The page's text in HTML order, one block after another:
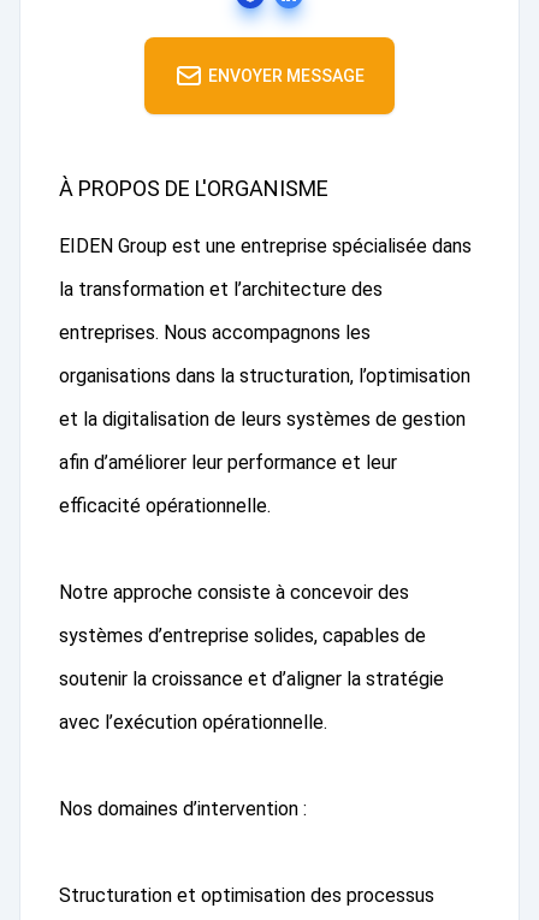
ENVOYER MESSAGE
À PROPOS DE L'ORGANISME
EIDEN Group est une entreprise spécialisée dans
la transformation et l’architecture des
entreprises. Nous accompagnons les
organisations dans la structuration, l’optimisation
et la digitalisation de leurs systèmes de gestion
afin d’améliorer leur performance et leur
efficacité opérationnelle.
Notre approche consiste à concevoir des
systèmes d’entreprise solides, capables de
soutenir la croissance et d’aligner la stratégie
avec l’exécution opérationnelle.
Nos domaines d’intervention :
Structuration et optimisation des processus